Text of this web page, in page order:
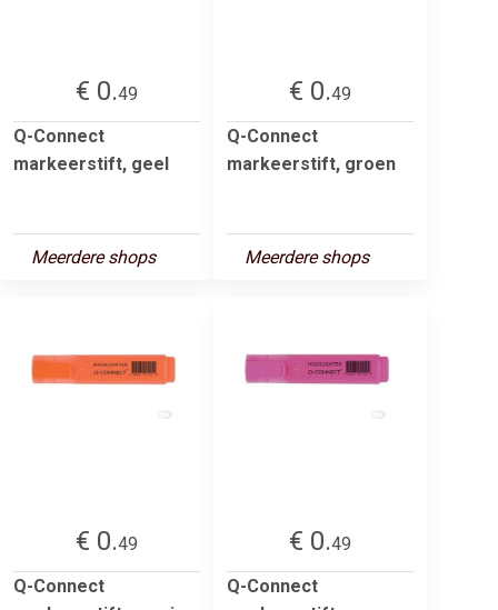
€ 0.49
Q-Connect
markeerstift, geel
Meerdere shops
€ 0.49
Q-Connect
markeerstift, groen
Meerdere shops
€ 0.49
Q-Connect
€ 0.49
Q-Connect